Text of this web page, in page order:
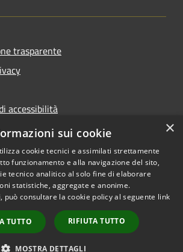
trasparente
accessibilità
Copyright © 2026 • Comune di
Abbiategrasso • Powered by
Municipium•
Accesso
redazione
×
sui cookie
cookie tecnici e assimilati strettamente
funzionamento e alla navigazione del sito,
tecnico analitico al solo fine di elaborare
statistiche, aggregate e anonime.
può consultare la cookie policy al seguente link
TUTTO RIFIUTA TUTTO
MOSTRA DETTAGLI